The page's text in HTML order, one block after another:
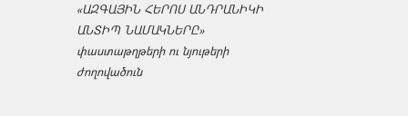
«ԱԶԳԱՅԻՆ ՀԵՐՈՍ ԱՆԴՐԱՆԻԿԻ
ԱՆՏԻՊ ՆԱՄԱԿՆԵՐԸ»
փաստաթղթերի ու նյութերի
ժողովածուն